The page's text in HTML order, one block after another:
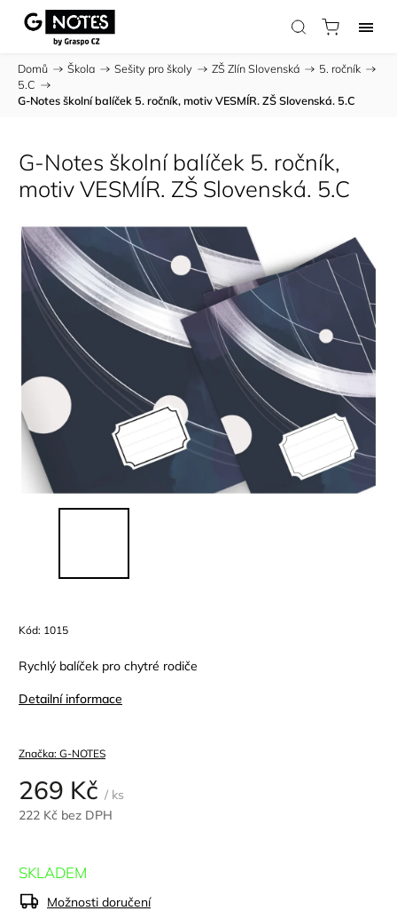
Domů / Škola / Sešity pro školy / ZŠ Zlín Slovenská / 5. ročník /
5.C /
G-Notes školní balíček 5. ročník, motiv VESMÍR. ZŠ Slovenská. 5.C
G-Notes školní balíček 5. ročník,
motiv VESMÍR. ZŠ Slovenská. 5.C
Kód: 1015
Rychlý balíček pro chytré rodiče
Detailní informace
Značka: G-NOTES
269 Kč / ks
222 Kč bez DPH
SKLADEM
Možnosti doručení